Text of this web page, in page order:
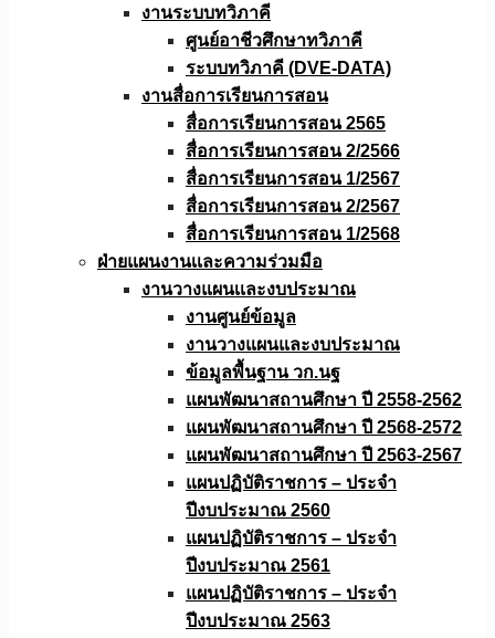
งานระบบทวิภาคี
ศูนย์อาชีวศึกษาทวิภาคี
ระบบทวิภาคี (DVE-DATA)
งานสื่อการเรียนการสอน
สื่อการเรียนการสอน 2565
สื่อการเรียนการสอน 2/2566
สื่อการเรียนการสอน 1/2567
สื่อการเรียนการสอน 2/2567
สื่อการเรียนการสอน 1/2568
ฝ่ายแผนงานเเละความร่วมมือ
งานวางแผนเเละงบประมาณ
งานศูนย์ข้อมูล
งานวางแผนและงบประมาณ
ข้อมูลพื้นฐาน วก.นฐ
แผนพัฒนาสถานศึกษา ปี 2558-2562
แผนพัฒนาสถานศึกษา ปี 2568-2572
แผนพัฒนาสถานศึกษา ปี 2563-2567
แผนปฏิบัติราชการ – ประจำ
ปีงบประมาณ 2560
แผนปฏิบัติราชการ – ประจำ
ปีงบประมาณ 2561
แผนปฏิบัติราชการ – ประจำ
ปีงบประมาณ 2563